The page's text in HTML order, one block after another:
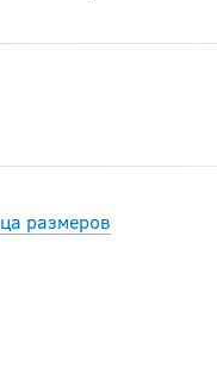
размеров